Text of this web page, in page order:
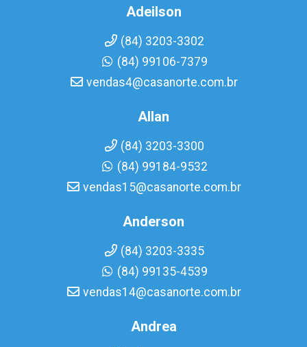
Adeilson
(84) 3203-3302
(84) 99106-7379
vendas4@casanorte.com.br
Allan
(84) 3203-3300
(84) 99184-9532
vendas15@casanorte.com.br
Anderson
(84) 3203-3335
(84) 99135-4539
vendas14@casanorte.com.br
Andrea